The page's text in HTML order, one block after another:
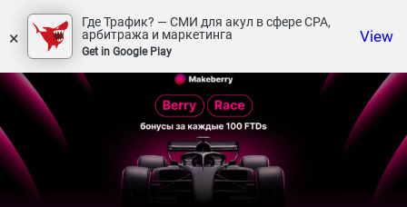
×
Где Трафик? — СМИ для акул в сфере СРА,
арбитража и маркетинга
Get in Google Play
View